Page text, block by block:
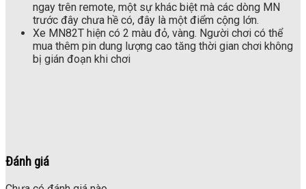
ngay trên remote, một sự khác biệt mà các dòng MN
trước đây chưa hề có, đây là một điểm cộng lớn.
Xe MN82T hiện có 2 màu đỏ, vàng. Người chơi có thể
mua thêm pin dung lượng cao tăng thời gian chơi không
bị gián đoạn khi chơi
Đánh giá